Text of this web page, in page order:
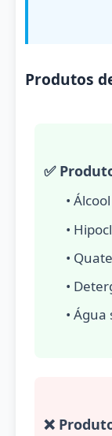
Produtos
✅
•
•
•
•
•
❌